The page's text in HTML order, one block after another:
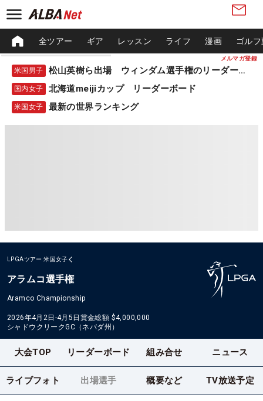
メルマガ登録
全ツアー ギア レッスン ライフ 漫画 ゴル
米国男子 松山英樹ら出場 ウィンダム選手権のリーダーボード
国内女子 北海道meijiカップ リーダーボード
米国女子 最新の世界ランキング
LPGAツアー 米国女子
アラムコ選手権
Aramco Championship
2026年4月2日-4月5日 賞金総額 $4,000,000
シャドウクリークGC（ネバダ州）
大会TOP リーダーボード 組み合せ ニュース
ライブフォト 出場選手 概要など TV放送予定